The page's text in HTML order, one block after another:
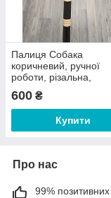
Палиця Собака
коричневий, ручної
роботи, різальна,
600 ₴
Купити
Про нас
99% позитивних